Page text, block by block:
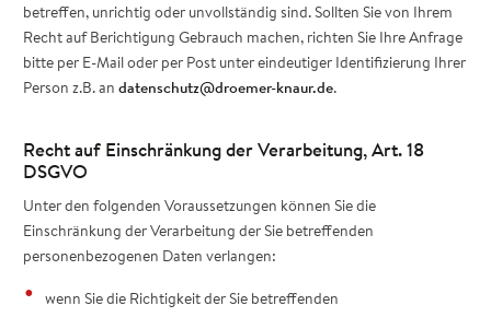
betreffen, unrichtig oder unvollständig sind. Sollten Sie von Ihrem
Recht auf Berichtigung Gebrauch machen, richten Sie Ihre Anfrage
bitte per E-Mail oder per Post unter eindeutiger Identifizierung Ihrer
Person z.B. an datenschutz@droemer-knaur.de.
Recht auf Einschränkung der Verarbeitung, Art. 18
DSGVO
Unter den folgenden Voraussetzungen können Sie die
Einschränkung der Verarbeitung der Sie betreffenden
personenbezogenen Daten verlangen:
wenn Sie die Richtigkeit der Sie betreffenden